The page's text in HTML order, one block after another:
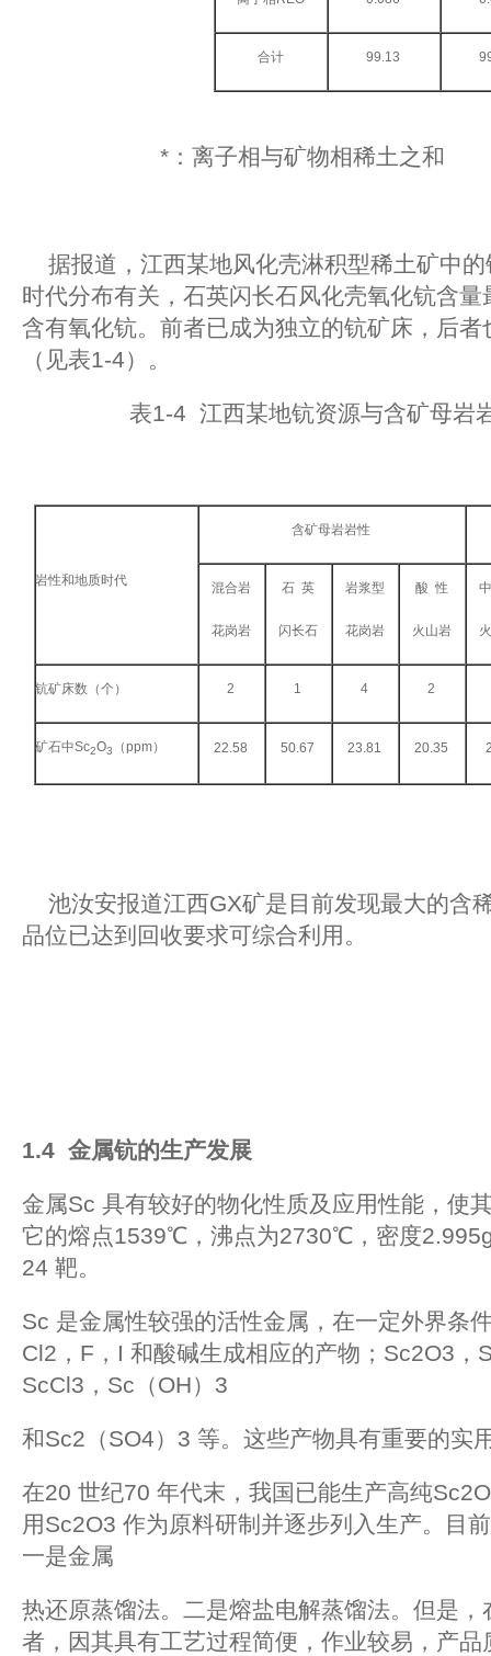
合计 99.13
*：离子相与矿物相稀土之和
据报道，江西某地风化壳淋积型稀土矿中的
时代分布有关，石英闪长石风化壳氧化钪含
含有氧化钪。前者已成为独立的钪矿床，后
（见表1-4）。
表1-4 江西某地钪资源与含矿母岩
岩性和地质时代
含矿母岩岩性
混合岩
花岗岩
石 英
闪长石
岩浆型
花岗岩
酸 性
火山岩
钪矿床数（个） 2 1 4 2
矿石中Sc2O3 （ppm） 22.58 50.67 23.81 20.35
池汝安报道江西GX矿是目前发现最大的含
品位已达到回收要求可综合利用。
1.4 金属钪的生产发展
金属Sc 具有较好的物化性质及应用性能，使
它的熔点1539℃，沸点为2730℃，密度
24 靶。
Sc 是金属性较强的活性金属，在一定外界条
Cl2，F，I 和酸碱生成相应的产物；Sc2O3，
ScCl3，Sc（OH）3
和Sc2（SO4）3 等。这些产物具有重要的实
在20 世纪70 年代末，我国已能生产高纯
用Sc2O3 作为原料研制并逐步列入生产。目
一是金属
热还原蒸馏法。二是熔盐电解蒸馏法。但是
者，因其具有工艺过程简便，作业较易，产